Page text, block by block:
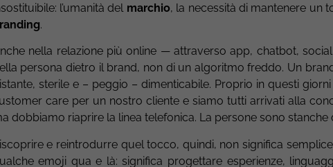
l’umanità del marchio, la necessità di mantenere un
.
nella relazione più online — attraverso app, chatbot,
persona dietro il brand, non di un algoritmo freddo. Un
sterile e – peggio – dimenticabile. Proprio in questi
care per un nostro cliente e siamo tutti arrivati alla
dobbiamo riaprire la linea telefonica. La persone sono
e reintrodurre quel tocco, quindi, non significa
emoji qua e là: significa progettare esperienze,